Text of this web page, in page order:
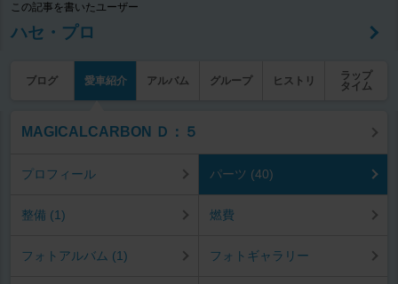
この記事を書いたユーザー
ハセ・プロ
ブログ 愛車紹介 アルバム グループ ヒストリ
ラップ
タイム
MAGICALCARBON Ｄ：５
プロフィール パーツ (40)
整備 (1) 燃費
フォトアルバム (1) フォトギャラリー